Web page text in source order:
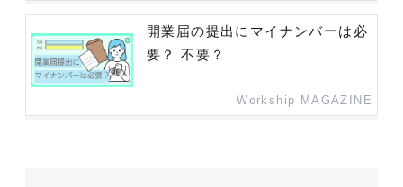
開業届の提出にマイナンバーは必
要？ 不要？
Workship MAGAZINE